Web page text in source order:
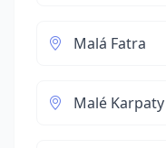
Malá Fatra
Malé Karpaty